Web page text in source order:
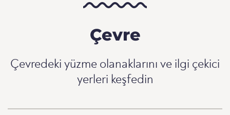
Çevre
Çevredeki yüzme olanaklarını ve ilgi çekici
yerleri keşfedin